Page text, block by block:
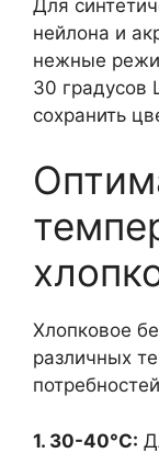
Для
нейлона и
нежные
30 градусов
сохранить
Хлопковое
различных
1. 30-40°C: